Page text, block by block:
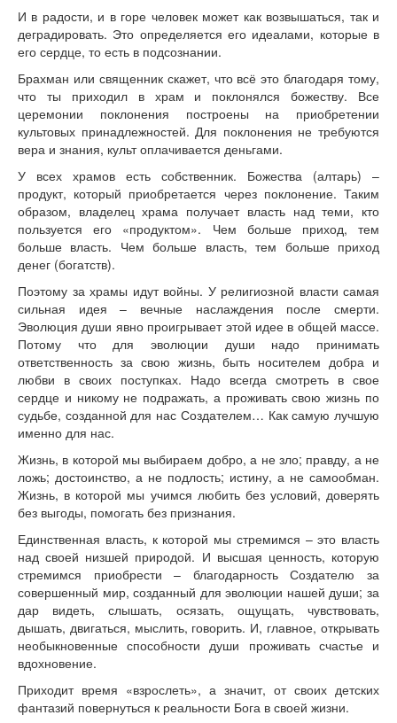
И в радости, и в горе человек может как возвышаться, так и
деградировать. Это определяется его идеалами, которые в
его сердце, то есть в подсознании.
Брахман или священник скажет, что всё это благодаря тому,
что ты приходил в храм и поклонялся божеству. Все
церемонии поклонения построены на приобретении
культовых принадлежностей. Для поклонения не требуются
вера и знания, культ оплачивается деньгами.
У всех храмов есть собственник. Божества (алтарь) –
продукт, который приобретается через поклонение. Таким
образом, владелец храма получает власть над теми, кто
пользуется его «продуктом». Чем больше приход, тем
больше власть. Чем больше власть, тем больше приход
денег (богатств).
Поэтому за храмы идут войны. У религиозной власти самая
сильная идея – вечные наслаждения после смерти.
Эволюция души явно проигрывает этой идее в общей массе.
Потому что для эволюции души надо принимать
ответственность за свою жизнь, быть носителем добра и
любви в своих поступках. Надо всегда смотреть в свое
сердце и никому не подражать, а проживать свою жизнь по
судьбе, созданной для нас Создателем… Как самую лучшую
именно для нас.
Жизнь, в которой мы выбираем добро, а не зло; правду, а не
ложь; достоинство, а не подлость; истину, а не самообман.
Жизнь, в которой мы учимся любить без условий, доверять
без выгоды, помогать без признания.
Единственная власть, к которой мы стремимся – это власть
над своей низшей природой. И высшая ценность, которую
стремимся приобрести – благодарность Создателю за
совершенный мир, созданный для эволюции нашей души; за
дар видеть, слышать, осязать, ощущать, чувствовать,
дышать, двигаться, мыслить, говорить. И, главное, открывать
необыкновенные способности души проживать счастье и
вдохновение.
Приходит время «взрослеть», а значит, от своих детских
фантазий повернуться к реальности Бога в своей жизни.